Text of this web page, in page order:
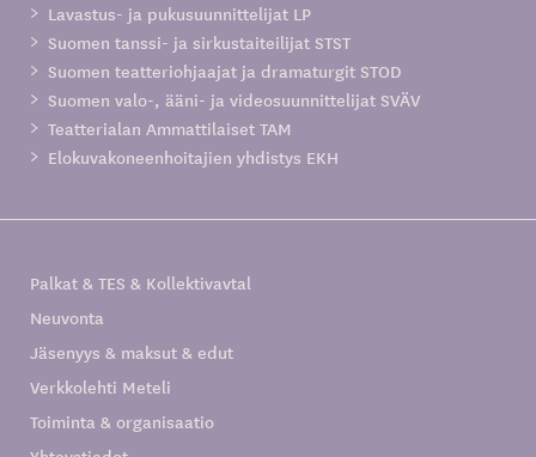
Lavastus- ja pukusuunnittelijat LP
Suomen tanssi- ja sirkustaiteilijat STST
Suomen teatteriohjaajat ja dramaturgit STOD
Suomen valo-, ääni- ja videosuunnittelijat SVÄV
Teatterialan Ammattilaiset TAM
Elokuvakoneenhoitajien yhdistys EKH
Palkat & TES & Kollektivavtal
Neuvonta
Jäsenyys & maksut & edut
Verkkolehti Meteli
Toiminta & organisaatio